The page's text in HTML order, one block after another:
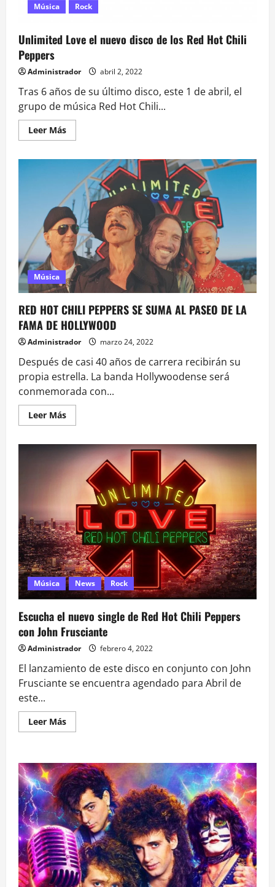
Música Rock
Unlimited Love el nuevo disco de los Red Hot Chili
Peppers
Administrador abril 2, 2022
Tras 6 años de su último disco, este 1 de abril, el
grupo de música Red Hot Chili...
Leer MásLeer
más
Unlimited
Love
nuevo
disco
de
los
Red
Hot
Chili
Peppers
Música
RED HOT CHILI PEPPERS SE SUMA AL PASEO DE LA
FAMA DE HOLLYWOOD
Administrador marzo 24, 2022
Después de casi 40 años de carrera recibirán su
propia estrella. La banda Hollywoodense será
conmemorada con...
Leer MásLeer
más
RED
HOT
CHILI
PEPPERS
PASEO
DE
LA
FAMA
DE
HOLLYWOOD
Música News Rock
Escucha el nuevo single de Red Hot Chili Peppers
con John Frusciante
Administrador febrero 4, 2022
El lanzamiento de este disco en conjunto con John
Frusciante se encuentra agendado para Abril de
este...
Leer MásLeer
más
el
nuevo
single
de
Red
Hot
Chili
Peppers
con
John
Frusciante